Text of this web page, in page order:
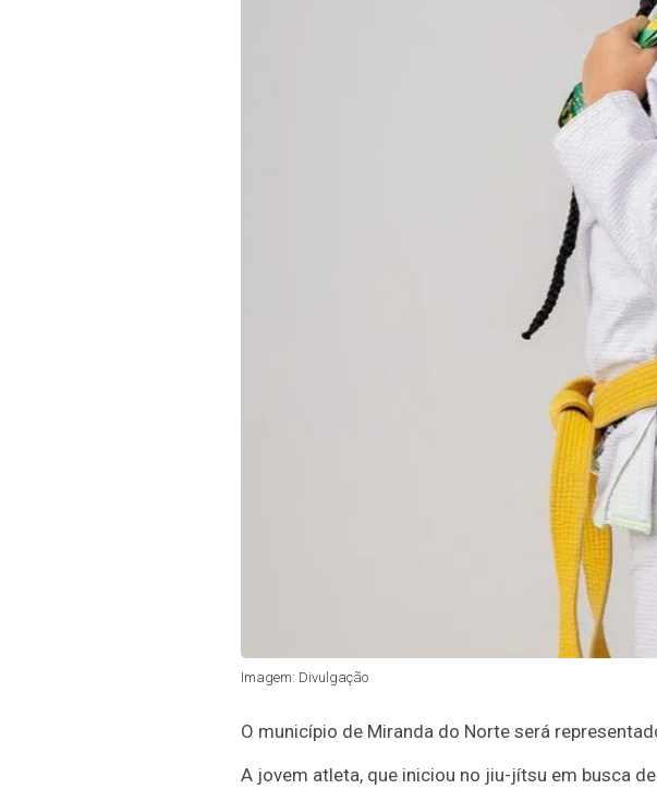
Imagem: Divulgação
O município de Miranda do Norte será
A jovem atleta, que iniciou no jiu-jítsu em busca